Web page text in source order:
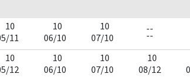
10
11
10
06/10
10
07/10
--
--
10
12
10
06/10
10
07/10
10
08/12